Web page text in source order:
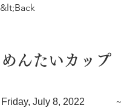
&lt;Back
めんたいカップ
Friday, July 8, 2022 ~